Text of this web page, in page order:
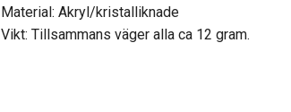
Material: Akryl/kristalliknade
Vikt: Tillsammans väger alla ca 12 gram.